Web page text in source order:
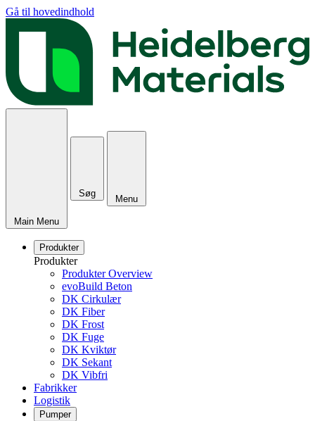
Gå til hovedindhold
Main Menu
Søg
Menu
Produkter
Produkter
Produkter Overview
evoBuild Beton
DK Cirkulær
DK Fiber
DK Frost
DK Fuge
DK Kviktør
DK Sekant
DK Vibfri
Fabrikker
Logistik
Pumper